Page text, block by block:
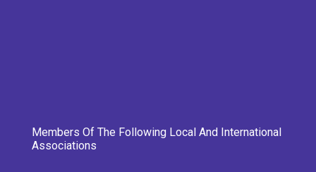
Members Of The Following Local And International
Associations